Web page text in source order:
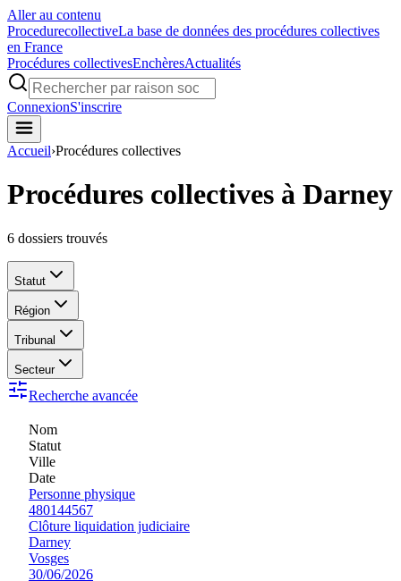
Aller au contenu
ProcedurecollectiveLa base de données des procédures collectives
en France
Procédures collectivesEnchèresActualités
ConnexionS'inscrire
Accueil›Procédures collectives
Procédures collectives à Darney
6 dossiers trouvés
Statut
Région
Tribunal
Secteur
Recherche avancée
Nom
Statut
Ville
Date
Personne physique
480144567
Clôture liquidation judiciaire
Darney
Vosges
30/06/2026